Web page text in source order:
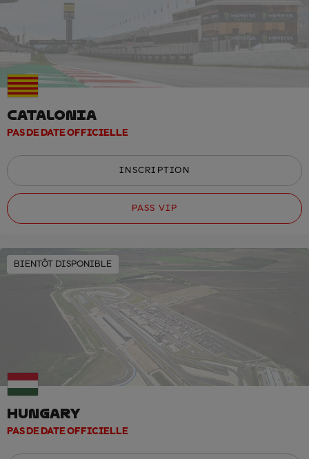
CATALONIA
PAS DE DATE OFFICIELLE
INSCRIPTION
PASS VIP
BIENTÔT DISPONIBLE
HUNGARY
PAS DE DATE OFFICIELLE